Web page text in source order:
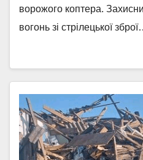
ворожого коптера.
вогонь зі стрілецької